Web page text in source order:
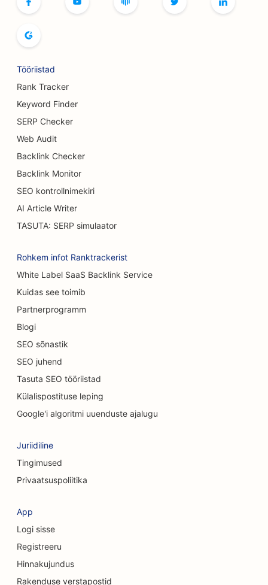
SEO raamatupoodidele
SEO rindade suurendamise teenuste jaoks
SEO buffet-restoranidele
SEO Burgeri veoautodele
SEO põletuskirurgidele
SEO Koogipoodide jaoks
SEO Casual Dining restoranidele
SEO vaipade ja põrandakattematerjalide
SEO autopesulate jaoks
SEO autokauplustele
SEO puhastusteenuste jaoks
SEO kiropraktikutele
SEO keemilise koorimise teenuste jaoks
SEO kraniofatsiaalsetele kirurgidele
SEO kohvipoodidele
SEO krediidiühistutele
SEO Delis'ile
Tööriistad
Rank Tracker
Keyword Finder
SERP Checker
Web Audit
Backlink Checker
Backlink Monitor
SEO kontrollnimekiri
AI Article Writer
TASUTA: SERP simulaator
Rohkem infot Ranktrackerist
White Label SaaS Backlink Service
Kuidas see toimib
Partnerprogramm
Blogi
SEO sõnastik
SEO juhend
Tasuta SEO tööriistad
Külalispostituse leping
Google'i algoritmi uuenduste ajalugu
Juriidiline
Tingimused
Privaatsuspoliitika
App
Logi sisse
Registreeru
Hinnakujundus
Rakenduse verstapostid